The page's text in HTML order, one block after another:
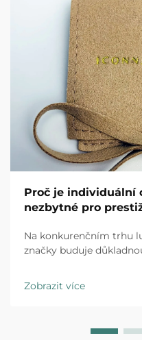
Proč je individuální
nezbytné pro
Na konkurenčním trhu
značky buduje
šperků představuje
značkou a zákazníkem.
Zobrazit více